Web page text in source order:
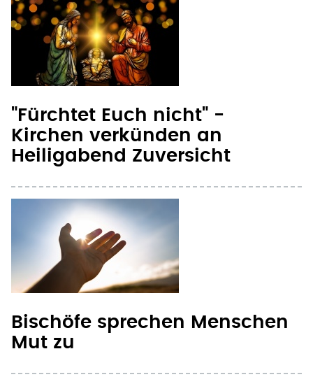
"Fürchtet Euch nicht" -
Kirchen verkünden an
Heiligabend Zuversicht
Bischöfe sprechen Menschen
Mut zu